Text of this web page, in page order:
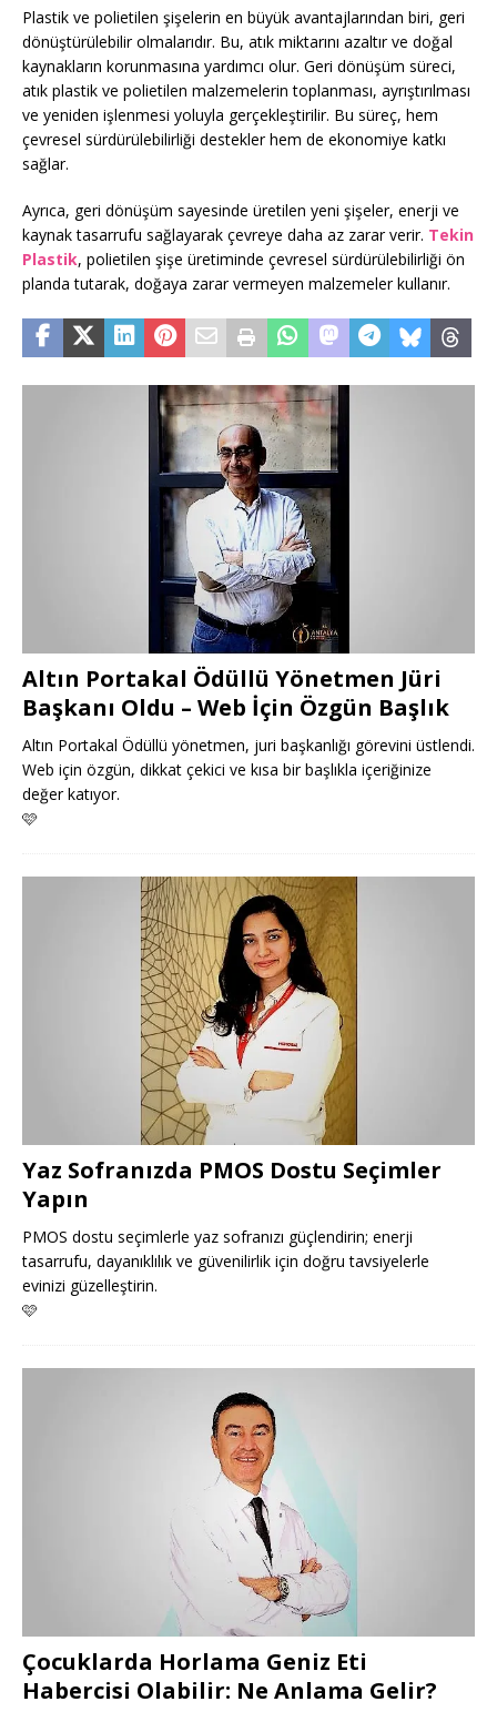
Plastik ve polietilen şişelerin en büyük avantajlarından biri, geri
dönüştürülebilir olmalarıdır. Bu, atık miktarını azaltır ve doğal
kaynakların korunmasına yardımcı olur. Geri dönüşüm süreci,
atık plastik ve polietilen malzemelerin toplanması, ayrıştırılması
ve yeniden işlenmesi yoluyla gerçekleştirilir. Bu süreç, hem
çevresel sürdürülebilirliği destekler hem de ekonomiye katkı
sağlar.
Ayrıca, geri dönüşüm sayesinde üretilen yeni şişeler, enerji ve
kaynak tasarrufu sağlayarak çevreye daha az zarar verir. Tekin
Plastik, polietilen şişe üretiminde çevresel sürdürülebilirliği ön
planda tutarak, doğaya zarar vermeyen malzemeler kullanır.
Altın Portakal Ödüllü Yönetmen Jüri
Başkanı Oldu – Web İçin Özgün Başlık
Altın Portakal Ödüllü yönetmen, juri başkanlığı görevini üstlendi.
Web için özgün, dikkat çekici ve kısa bir başlıkla içeriğinize
değer katıyor.
🩷
Yaz Sofranızda PMOS Dostu Seçimler
Yapın
PMOS dostu seçimlerle yaz sofranızı güçlendirin; enerji
tasarrufu, dayanıklılık ve güvenilirlik için doğru tavsiyelerle
evinizi güzelleştirin.
🩷
Çocuklarda Horlama Geniz Eti
Habercisi Olabilir: Ne Anlama Gelir?